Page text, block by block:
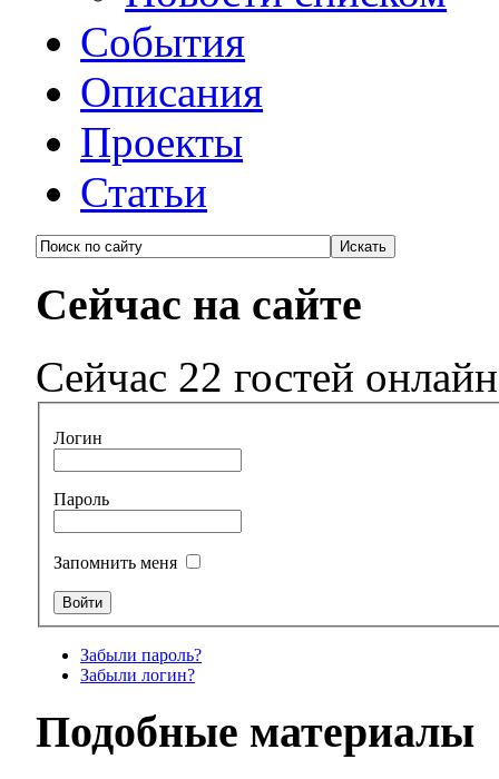
События
Описания
Проекты
Статьи
Сейчас на сайте
Сейчас 22 гостей онлайн
Логин
Пароль
Запомнить меня
Забыли пароль?
Забыли логин?
Подобные материалы